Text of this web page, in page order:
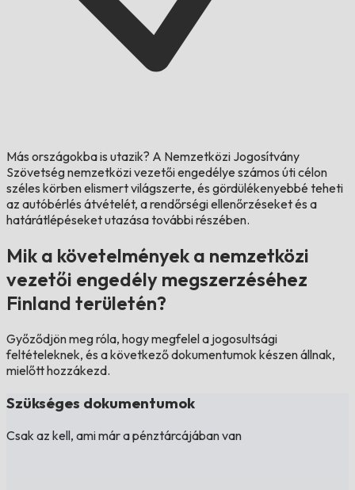
Más országokba is utazik? A Nemzetközi Jogosítvány
Szövetség nemzetközi vezetői engedélye számos úti célon
széles körben elismert világszerte, és gördülékenyebbé teheti
az autóbérlés átvételét, a rendőrségi ellenőrzéseket és a
határátlépéseket utazása további részében.
Mik a követelmények a nemzetközi
vezetői engedély megszerzéséhez
Finland területén?
Győződjön meg róla, hogy megfelel a jogosultsági
feltételeknek, és a következő dokumentumok készen állnak,
mielőtt hozzákezd.
Szükséges dokumentumok
Csak az kell, ami már a pénztárcájában van